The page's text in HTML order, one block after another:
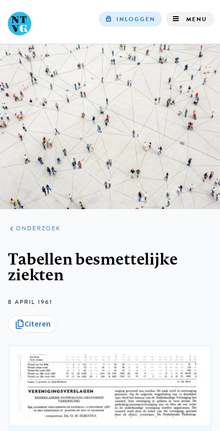
navigation
INLOGGEN MENU
ARTIKELEN
ONDERZOEK
ONDERZOEK
Tabellen besmettelijke
ziekten
8 APRIL 1961
Citeren